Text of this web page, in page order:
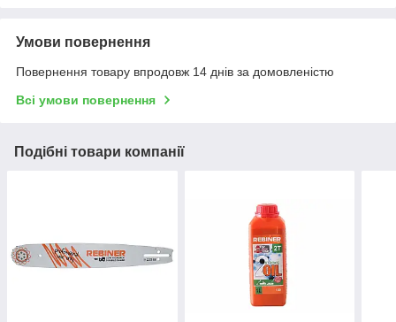
Умови повернення
Повернення товару впродовж 14 днів за домовленістю
Всі умови повернення
Подібні товари компанії